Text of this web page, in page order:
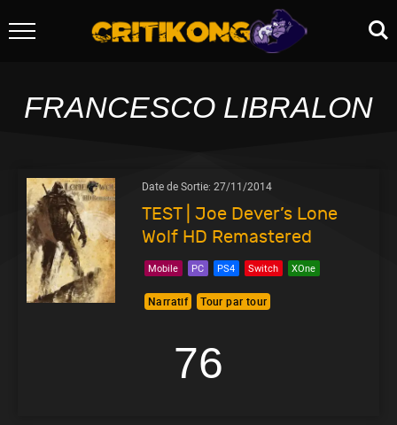
FRANCESCO LIBRALON
Date de Sortie: 27/11/2014
TEST | Joe Dever’s Lone
Wolf HD Remastered
Mobile PC PS4 Switch XOne
Narratif Tour par tour
76